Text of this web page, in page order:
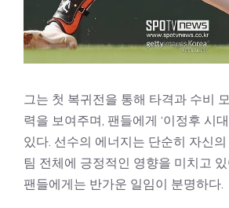
그는 첫 복귀전을 통해 타격과 수비
력을 보여주며, 팬들에게 ‘이정후 시
있다. 선수의 에너지는 단순히 자신
팀 전체에 긍정적인 영향을 미치고
팬들에게는 반가운 일임이 분명하다.